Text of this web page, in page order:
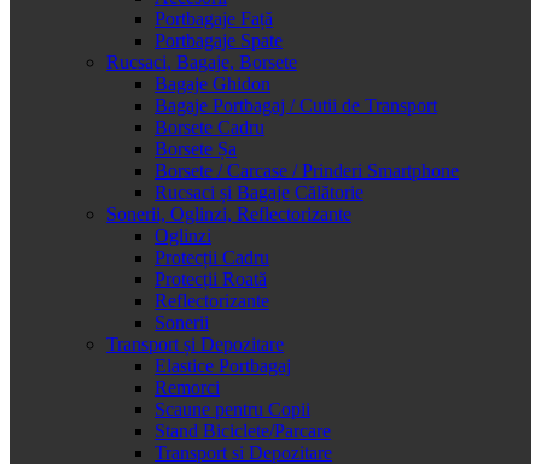
Portbagaje Față
Portbagaje Spate
Rucsaci, Bagaje, Borsete
Bagaje Ghidon
Bagaje Portbagaj / Cutii de Transport
Borsete Cadru
Borsete Șa
Borsete / Carcase / Prinderi Smartphone
Rucsaci și Bagaje Călătorie
Sonerii, Oglinzi, Reflectorizante
Oglinzi
Protecții Cadru
Protecții Roată
Reflectorizante
Sonerii
Transport și Depozitare
Elastice Portbagaj
Remorci
Scaune pentru Copii
Stand Biciclete/Parcare
Transport si Depozitare